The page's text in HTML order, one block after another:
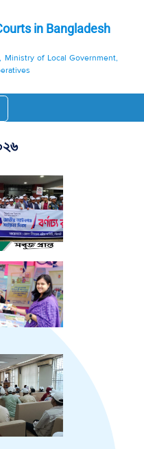
in Bangladesh
Ministry of Local Government,